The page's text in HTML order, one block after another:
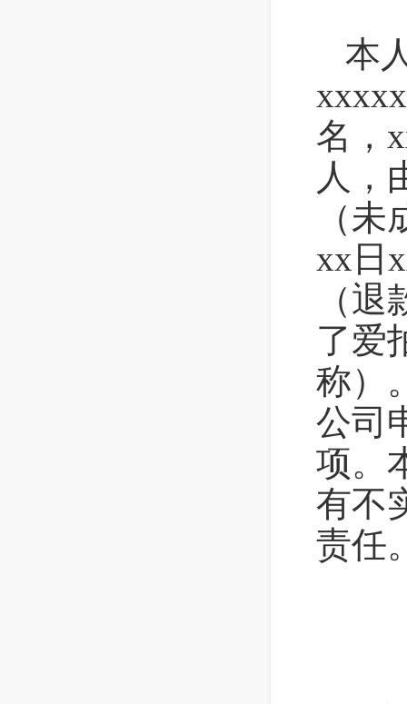
本
名，
人，
（
xx日
（
了爱
称）
公司
项。
有不
责任